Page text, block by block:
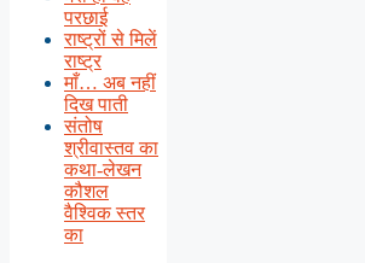
परछाई
राष्ट्रों से मिलें
राष्ट्र
माँ… अब नहीं
दिख पाती
संतोष
श्रीवास्तव का
कथा-लेखन
कौशल
वैश्विक स्तर
का